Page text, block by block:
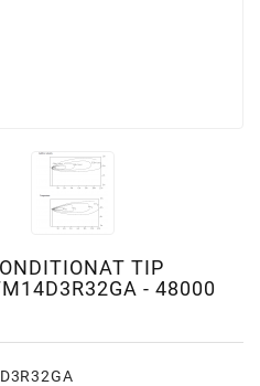
TIP
- 48000